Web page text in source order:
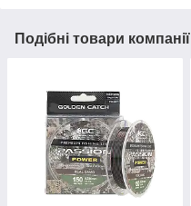
Подібні товари компанії